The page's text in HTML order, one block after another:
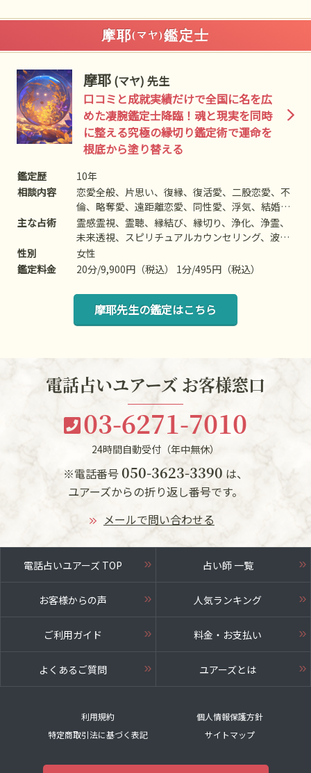
摩耶(マヤ)鑑定士
摩耶 (マヤ) 先生
口コミと成就実績だけで全国に名を広
めた凄腕鑑定士降臨！魂と現実を同時
に整える究極の縁切り鑑定術で運命を
根底から塗り替える
鑑定歴
10年
相談内容
恋愛全般、片思い、復縁、復活愛、二股恋愛、不
倫、略奪愛、遠距離恋愛、同性愛、浮気、結婚、
離婚、夫婦問題、家庭/家族問題、親子、育児、教
育、介護、引っ越し、仕事全般、適職、経営、進
路、人間関係、相性、ママ友、相手の気持ち、人
生相談、開運、運勢、健康、金銭、動物、失せ
物、故人、心霊相談など
主な占術
霊感霊視、霊聴、縁結び、縁切り、浄化、浄霊、
未来透視、スピリチュアルカウンセリング、波動
修正、思念伝達、引き寄せ、チャクラ、チャネリ
ング、ヒーリング、オーラ、前世、過去世、守護
ミュニケーションなど
性別
女性
鑑定料金
20分/9,900円（税込） 1分/495円（税込）
摩耶先生の鑑定はこちら
電話占いユアーズ お客様窓口
03-6271-7010
24時間自動受付（年中無休）
※電話番号 050-3623-3390 は、
ユアーズからの折り返し番号です。
メールで問い合わせる
電話占いユアーズ TOP 占い師 一覧
お客様からの声 人気ランキング
ご利用ガイド 料金・お支払い
よくあるご質問 ユアーズとは
利用規約
特定商取引法に基づく表記
個人情報保護方針
サイトマップ